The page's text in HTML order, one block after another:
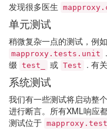
发现很多医生
单元测试
稍微复杂一点的测试，例
mapproxy.tests.unit
缀 test_ 或 Test . 有
系统测试
我们有一些测试将启动整
进行断言。所有XML响应
测试位于